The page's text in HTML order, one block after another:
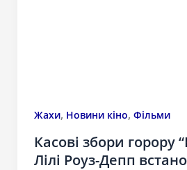
Жахи, Новини кіно, Фільми
Касові збори горору
Лілі Роуз-Депп